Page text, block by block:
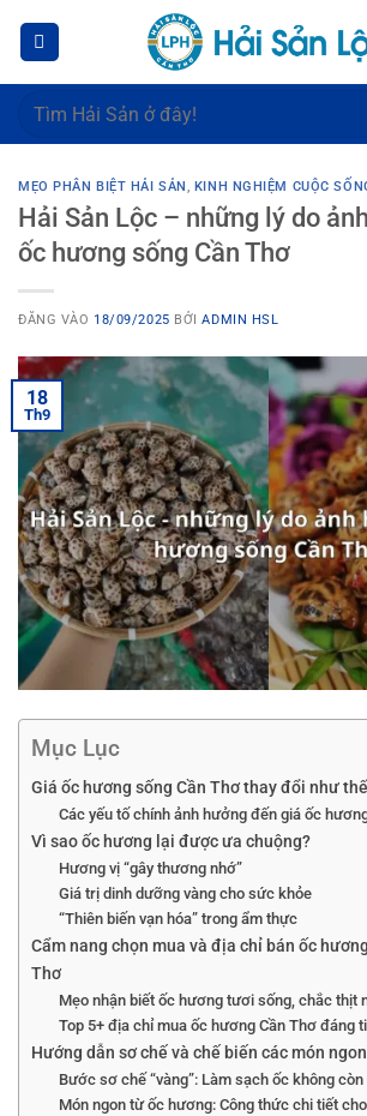
dung
Tìm
MẸO PHÂN BIỆT HẢI SẢN , KINH NGHIỆM CUỘC
Hải Sản Lộc – những lý do
ốc hương sống Cần Thơ
ĐĂNG VÀO 18/09/2025 BỞIADMIN HSL
18
Th9
Mục Lục
Giá ốc hương sống Cần Thơ thay đổi như
Các yếu tố chính ảnh hưởng đến giá ốc
Vì sao ốc hương lại được ưa chuộng?
Hương vị “gây thương nhớ”
Giá trị dinh dưỡng vàng cho sức khỏe
“Thiên biến vạn hóa” trong ẩm thực
Cẩm nang chọn mua và địa chỉ bán ốc
Thơ
Mẹo nhận biết ốc hương tươi sống, chắc thịt
Top 5+ địa chỉ mua ốc hương Cần Thơ đáng
Hướng dẫn sơ chế và chế biến các món
Bước sơ chế “vàng”: Làm sạch ốc không
Món ngon từ ốc hương: Công thức chi tiết